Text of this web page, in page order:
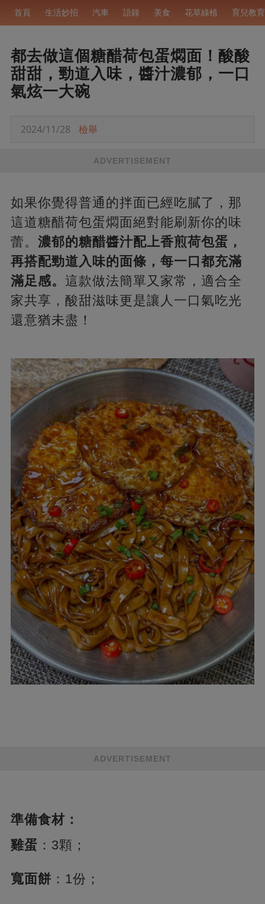
首頁 生活妙招 汽車 語錄 美食 花草綠植 育兒教育
都去做這個糖醋荷包蛋燜面！酸酸
甜甜，勁道入味，醬汁濃郁，一口
氣炫一大碗
2024/11/28 檢舉
ADVERTISEMENT
如果你覺得普通的拌面已經吃膩了，那
這道糖醋荷包蛋燜面絕對能刷新你的味
蕾。 濃郁的糖醋醬汁配上香煎荷包蛋，
再搭配勁道入味的面條，每一口都充滿
滿足感。 這款做法簡單又家常，適合全
家共享，酸甜滋味更是讓人一口氣吃光
還意猶未盡！
ADVERTISEMENT
準備食材：
雞蛋 ：3顆；
寬面餅 ：1份；